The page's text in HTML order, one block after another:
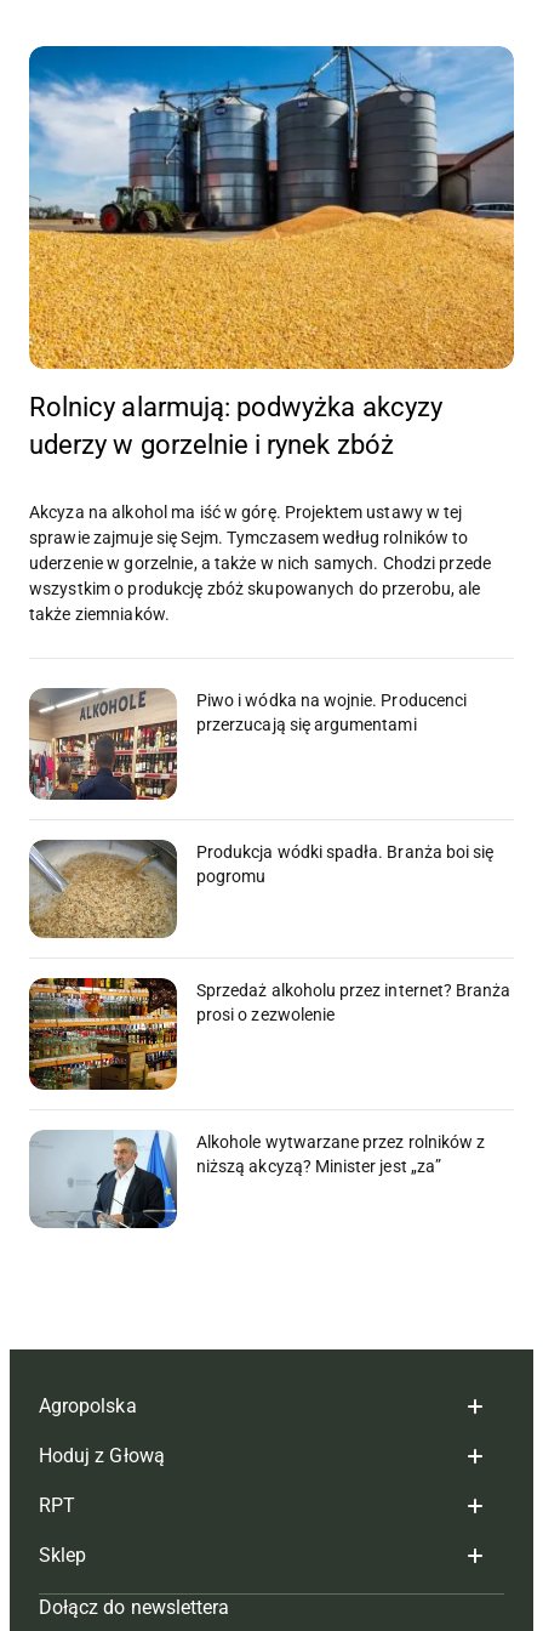
Rolnicy alarmują: podwyżka akcyzy
uderzy w gorzelnie i rynek zbóż
Akcyza na alkohol ma iść w górę. Projektem ustawy w tej
sprawie zajmuje się Sejm. Tymczasem według rolników to
uderzenie w gorzelnie, a także w nich samych. Chodzi przede
wszystkim o produkcję zbóż skupowanych do przerobu, ale
także ziemniaków.
Piwo i wódka na wojnie. Producenci
przerzucają się argumentami
Produkcja wódki spadła. Branża boi się
pogromu
Sprzedaż alkoholu przez internet? Branża
prosi o zezwolenie
Alkohole wytwarzane przez rolników z
niższą akcyzą? Minister jest „za”
Agropolska
Redakcja
Reklama
Tagi
Mapa serwisu
Hoduj z Głową
Hoduj z głową bydło
Hoduj z głową świnie
Prenumerata
RPT
Redakcja
Prenumerata
Sklep
Czasopisma i prenumerata
Dołącz do newslettera